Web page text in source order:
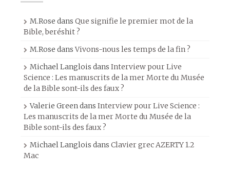
M.Rose dans Que signifie le premier mot de la
Bible, beréshit ?
M.Rose dansVivons-nous les temps de la fin ?
Michael Langlois dans Interview pour Live
Science : Les manuscrits de la mer Morte du Musée
de la Bible sont-ils des faux ?
Valerie Greendans Interview pour Live Science :
Les manuscrits de la mer Morte du Musée de la
Bible sont-ils des faux ?
Michael Langlois dans Clavier grec AZERTY 1.2
Mac